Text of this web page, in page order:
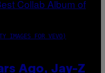
IMAGES FOR VEVO)
Ago, Jay-Z